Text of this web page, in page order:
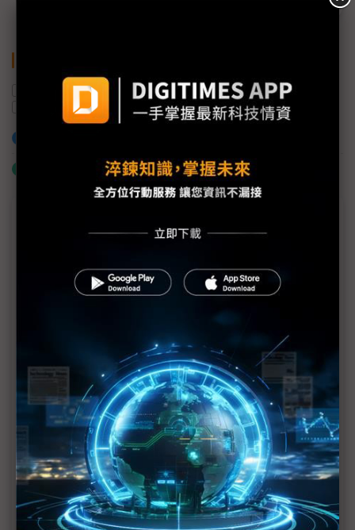
華為 5G手機
中美貿易戰
iOS Android
什麼是「關鍵字追蹤」
5G商轉引爆智慧商機 電信商須以全新思維掌握商機
鏈結物聯網與AI平台 AWS協助企業快速建構智慧化系
5G啟動龐大商機 三大焦點議題觀察2020市場走向
5G引領智慧化趨勢 AIoT生態圈逐漸完善
公有雲AIaaS策略訴求降低AI技術門檻 AutoML、
MarTech及Edge AI趨勢成形